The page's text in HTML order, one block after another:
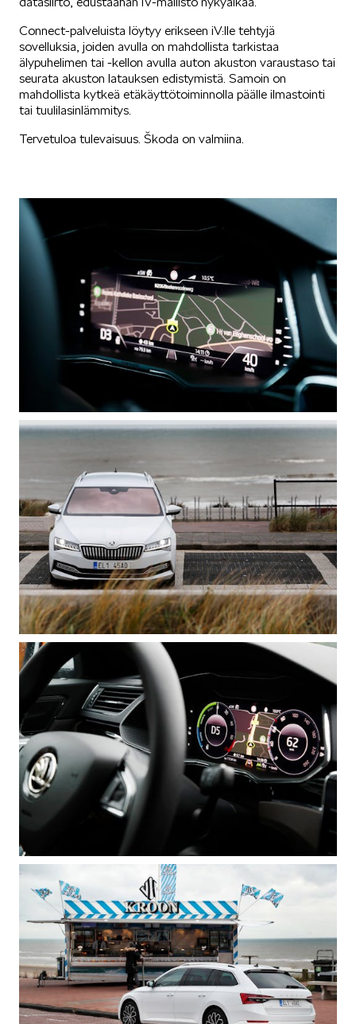
Connect-palveluista löytyy erikseen iV:lle tehtyjä
sovelluksia, joiden avulla on mahdollista tarkistaa
älypuhelimen tai -kellon avulla auton akuston varaustaso tai
seurata akuston latauksen edistymistä. Samoin on
mahdollista kytkeä etäkäyttötoiminnolla päälle ilmastointi
tai tuulilasinlämmitys.
Tervetuloa tulevaisuus. Škoda on valmiina.